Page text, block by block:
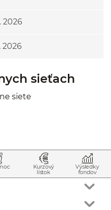
2026
2026
sieťach
siete
Kurzový
lístok
Výsledky
fondov